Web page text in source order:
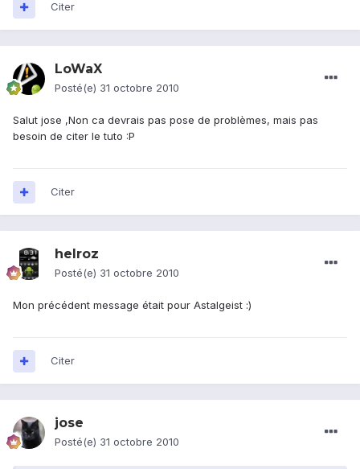
Citer
LoWaX
Posté(e) 31 octobre 2010
Salut jose ,Non ca devrais pas pose de problèmes, mais pas
besoin de citer le tuto :P
Citer
helroz
Posté(e) 31 octobre 2010
Mon précédent message était pour Astalgeist :)
Citer
jose
Posté(e) 31 octobre 2010